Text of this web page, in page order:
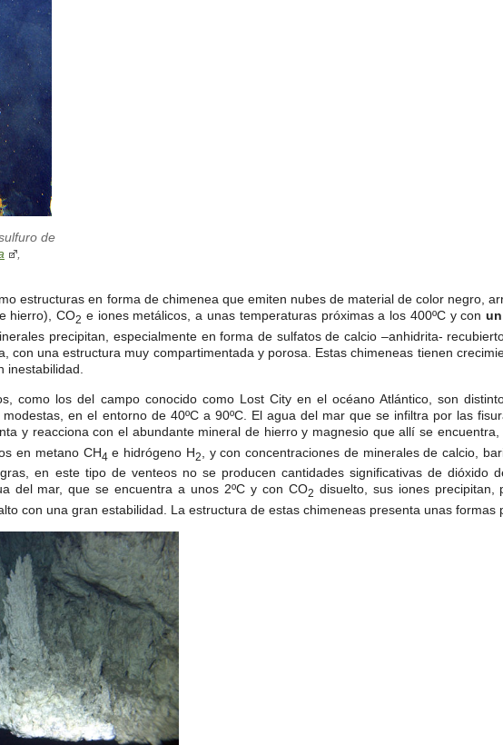
de
estructuras en forma de chimenea que emiten nubes de material de color negro,
hierro), CO2 e iones metálicos, a unas temperaturas próximas a los 400ºC y con
precipitan, especialmente en forma de sulfatos de calcio –anhidrita-
con una estructura muy compartimentada y porosa. Estas chimeneas tienen
inestabilidad.
como los del campo conocido como Lost City en el océano Atlántico, son
en el entorno de 40ºC a 90ºC. El agua del mar que se infiltra por las
y reacciona con el abundante mineral de hierro y magnesio que allí se encuentra,
en metano CH4 e hidrógeno H2
, y con concentraciones de minerales de calcio,
en este tipo de venteos no se producen cantidades significativas de dióxido
del mar, que se encuentra a unos 2ºC y con CO2 disuelto, sus iones precipitan,
con una gran estabilidad. La estructura de estas chimeneas presenta unas formas